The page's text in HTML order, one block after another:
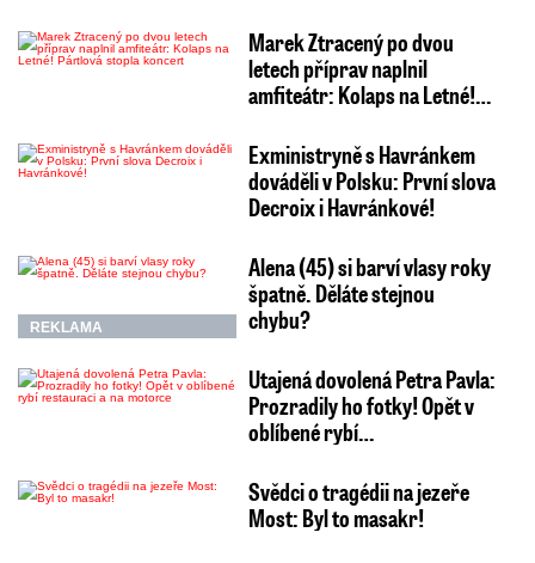
Marek Ztracený po dvou
letech příprav naplnil
amfiteátr: Kolaps na Letné!…
Exministryně s Havránkem
dováděli v Polsku: První slova
Decroix i Havránkové!
REKLAMA
Alena (45) si barví vlasy roky
špatně. Děláte stejnou
chybu?
Utajená dovolená Petra Pavla:
Prozradily ho fotky! Opět v
oblíbené rybí…
Svědci o tragédii na jezeře
Most: Byl to masakr!